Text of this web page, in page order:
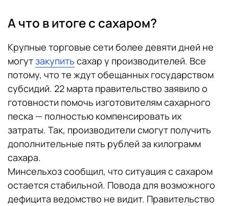
А что в итоге с сахаром?
Крупные торговые сети более девяти дней не
могутзакупить сахар у производителей. Все
потому, что те ждут обещанных государством
субсидий. 22 марта правительство заявило о
готовности помочь изготовителям сахарного
песка — полностью компенсировать их
затраты. Так, производители смогут получить
дополнительные пять рублей за килограмм
сахара.
Минсельхоз сообщил, что ситуация с сахаром
остается стабильной. Повода для возможного
дефицита ведомство не видит. Правительство